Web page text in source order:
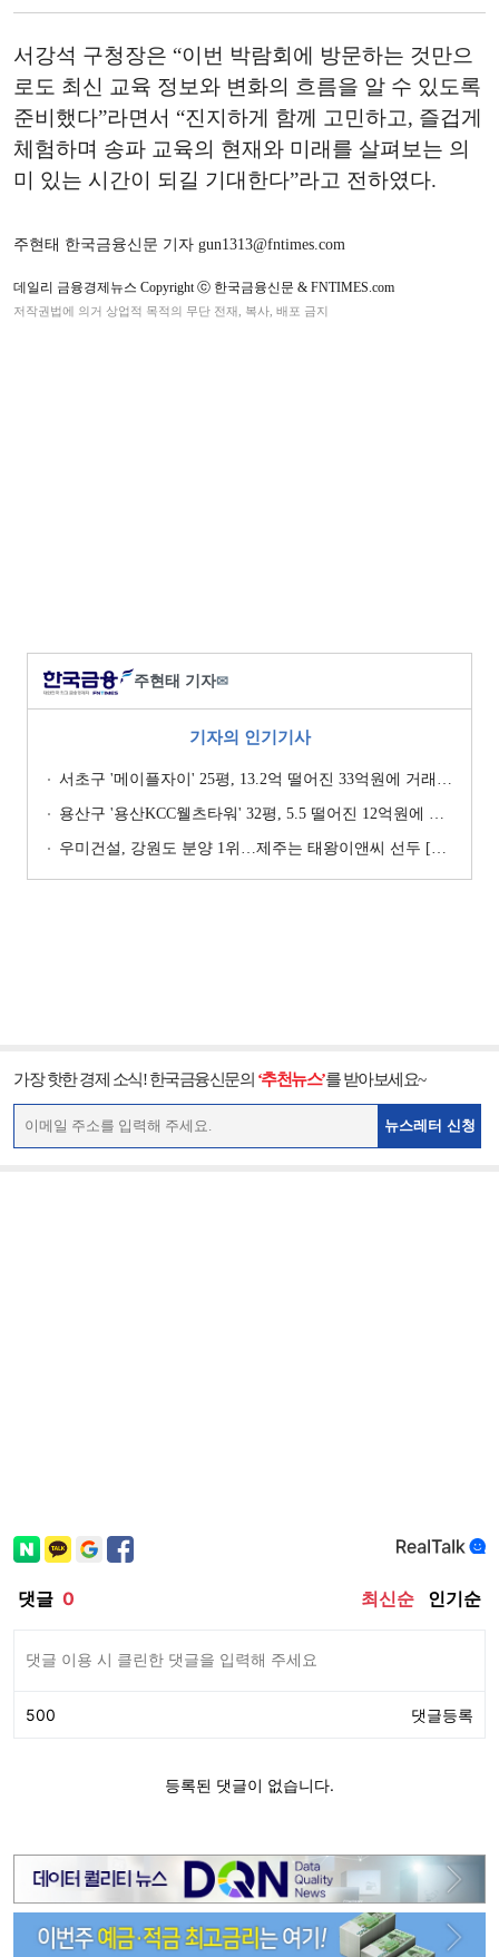
서강석 구청장은 “이번 박람회에 방문하는 것만으
로도 최신 교육 정보와 변화의 흐름을 알 수 있도록
준비했다”라면서 “진지하게 함께 고민하고, 즐겁게
체험하며 송파 교육의 현재와 미래를 살펴보는 의
미 있는 시간이 되길 기대한다”라고 전하였다.
주현태 한국금융신문 기자 gun1313@fntimes.com
데일리 금융경제뉴스 Copyright ⓒ 한국금융신문 & FNTIMES.com
저작권법에 의거 상업적 목적의 무단 전재, 복사, 배포 금지
주현태 기자✉
기자의 인기기사
서초구 '메이플자이' 25평, 13.2억 떨어진 33억원에 거래 [일일 하락가]
용산구 '용산KCC웰츠타워' 32평, 5.5 떨어진 12억원에 거래 [일일 하락가]
우미건설, 강원도 분양 1위…제주는 태왕이앤씨 선두 [이 지역 분양왕-강원·제주]
가장 핫한 경제 소식! 한국금융신문의 ‘추천뉴스’를 받아보세요~
뉴스레터 신청